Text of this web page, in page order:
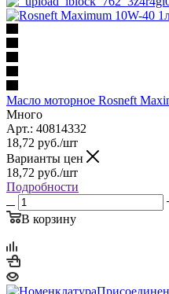
Масло моторное Rosneft
Много
Арт.: 40814332
18,72 руб./шт
Варианты цен
18,72 руб./шт
Подробности
В корзину